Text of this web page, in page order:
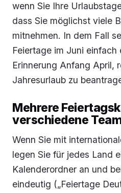
wenn Sie Ihre
dass Sie möglichst viele
mitnehmen. In dem Fall
Feiertage im Juni einfach
Erinnerung Anfang April,
Jahresurlaub zu
Mehrere
verschiedene
Wenn Sie mit
legen Sie für jedes Land
Kalenderordner an und
eindeutig („Feiertage